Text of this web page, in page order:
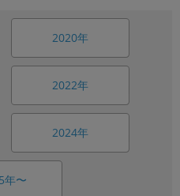
2020年
2022年
2024年
年〜